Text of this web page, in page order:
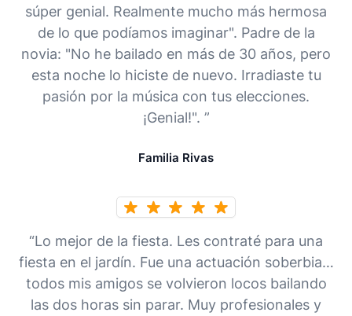
súper genial. Realmente mucho más hermosa
de lo que podíamos imaginar". Padre de la
novia: "No he bailado en más de 30 años, pero
esta noche lo hiciste de nuevo. Irradiaste tu
pasión por la música con tus elecciones.
¡Genial!". ”
Familia Rivas
“Lo mejor de la fiesta. Les contraté para una
fiesta en el jardín. Fue una actuación soberbia…
todos mis amigos se volvieron locos bailando
las dos horas sin parar. Muy profesionales y